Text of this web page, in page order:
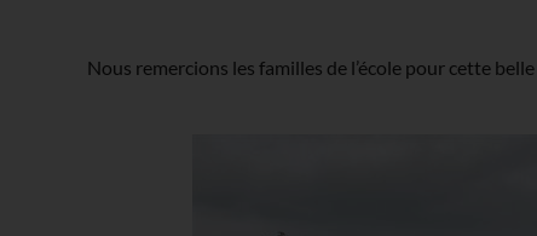
Nous remercions les familles de l’école pour cette